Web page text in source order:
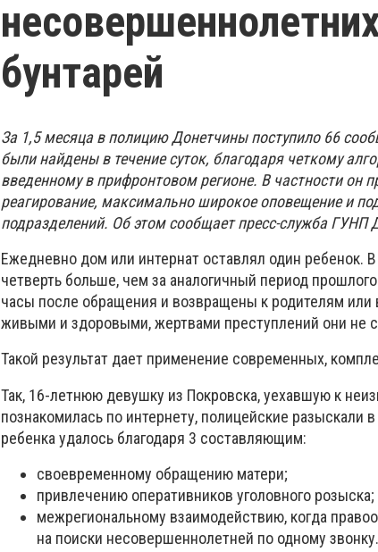
бунтарей
За 1,5 месяца в полицию Донетчины поступило 66
были найдены в течение суток, благодаря четкому
введенному в прифронтовом регионе. В частности он
реагирование, максимально широкое оповещение и
подразделений. Об этом сообщает пресс-служба ГУНП
Ежедневно дом или интернат оставлял один ребенок.
четверть больше, чем за аналогичный период
часы после обращения и возвращены к родителям или
живыми и здоровыми, жертвами преступлений они не
Такой результат дает применение современных,
Так, 16-летнюю девушку из Покровска, уехавшую к
познакомилась по интернету, полицейские разыскали
ребенка удалось благодаря 3 составляющим:
своевременному обращению матери;
привлечению оперативников уголовного розыска;
межрегиональному взаимодействию, когда
на поиски несовершеннолетней по одному звонку.